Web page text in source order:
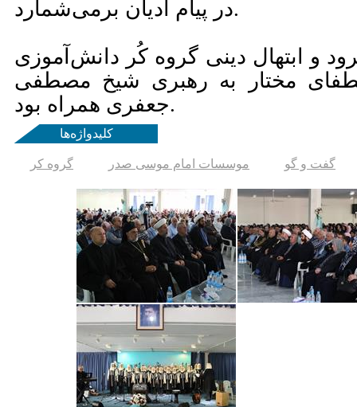
در پیام ادیان برمی‌شمارد.
و ابتهال‌ دینی گروه کُر دانش‌آموزی
مختار به رهبری شیخ مصطفی
جعفری همراه بود.
کلیدواژه‌ها
گفت و گو موسسات امام موسی صدر گروه کر